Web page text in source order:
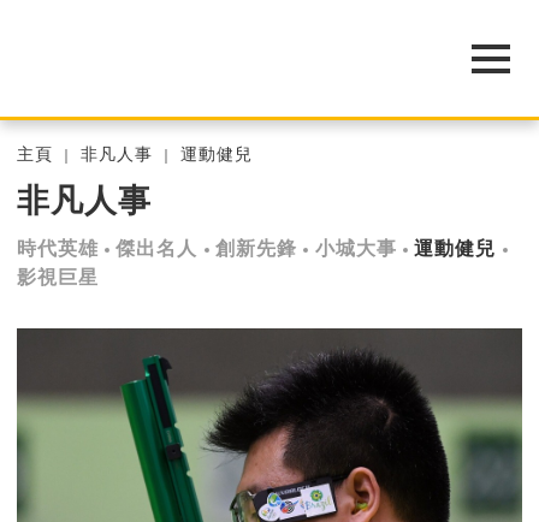
主頁 非凡人事 運動健兒
非凡人事
時代英雄 傑出名人 創新先鋒 小城大事
運動健兒
影視巨星